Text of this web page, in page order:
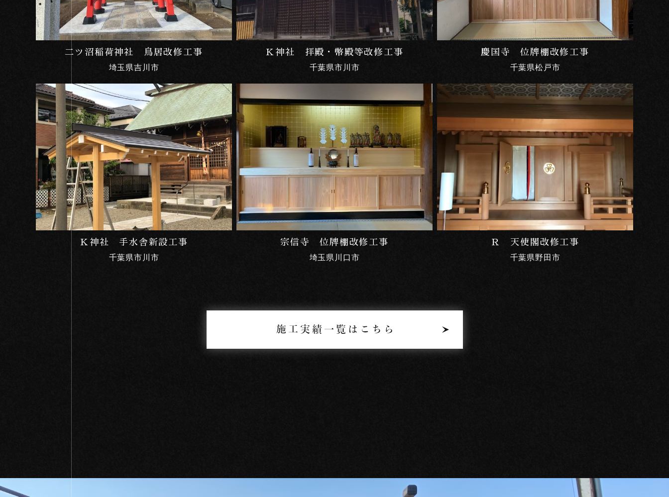
二ツ沼稲荷神社 鳥居改修工事
埼玉県吉川市
Ｋ神社 拝殿・幣殿等改修工事
千葉県市川市
慶国寺 位牌棚改修工事
千葉県松戸市
Ｋ神社 手水舎新設工事
千葉県市川市
宗信寺 位牌棚改修工事
埼玉県川口市
Ｒ 天使閣改修工事
千葉県野田市